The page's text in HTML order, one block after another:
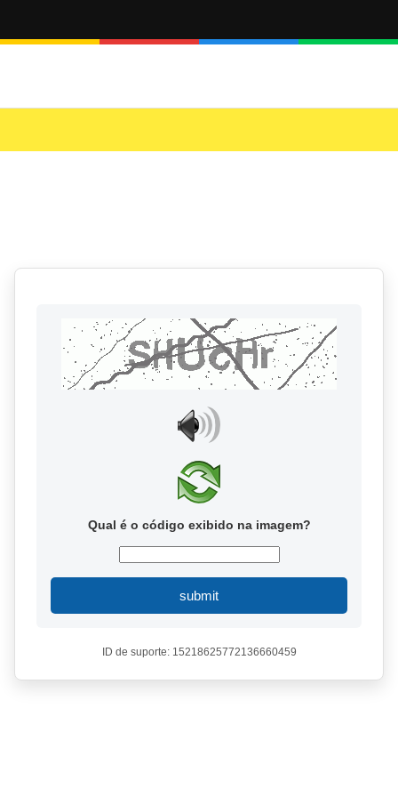
Qual é o código exibido na imagem?
submit
ID de suporte: 15218625772136660459